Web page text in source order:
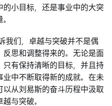
小目标，还是事业中的大突
我们，卓越与突破并不是偶
思和调整得来的。无论是面
只有保持清晰的目标，并且持
中不断取得新的成就。在未
从刘易斯的奋斗历程中汲取
与突破。